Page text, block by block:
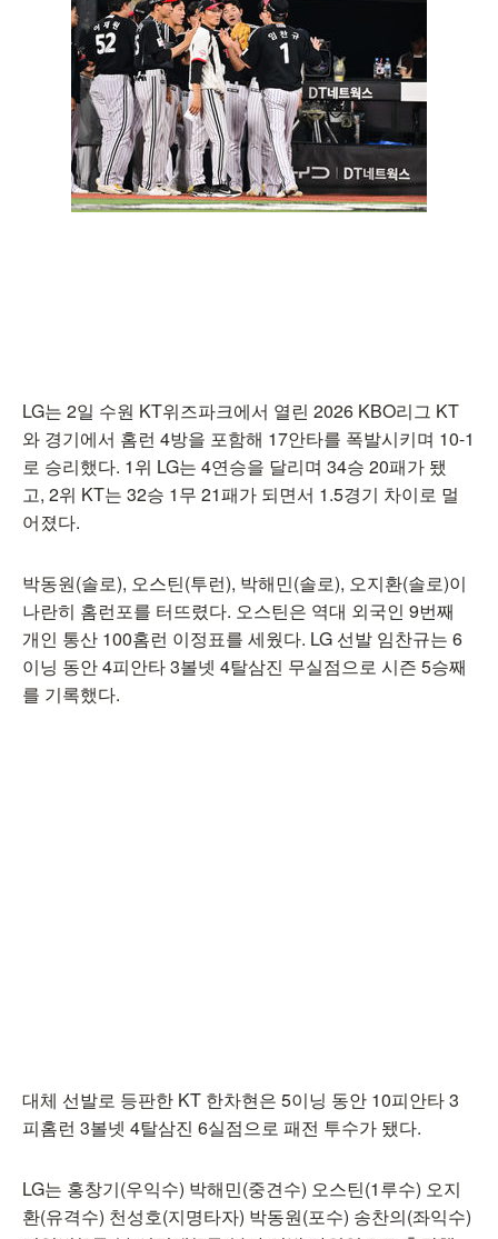
LG는 2일 수원 KT위즈파크에서 열린 2026 KBO리그 KT
와 경기에서 홈런 4방을 포함해 17안타를 폭발시키며 10-1
로 승리했다. 1위 LG는 4연승을 달리며 34승 20패가 됐
고, 2위 KT는 32승 1무 21패가 되면서 1.5경기 차이로 멀
어졌다.
박동원(솔로), 오스틴(투런), 박해민(솔로), 오지환(솔로)이
나란히 홈런포를 터뜨렸다. 오스틴은 역대 외국인 9번째
개인 통산 100홈런 이정표를 세웠다. LG 선발 임찬규는 6
이닝 동안 4피안타 3볼넷 4탈삼진 무실점으로 시즌 5승째
를 기록했다.
대체 선발로 등판한 KT 한차현은 5이닝 동안 10피안타 3
피홈런 3볼넷 4탈삼진 6실점으로 패전 투수가 됐다.
LG는 홍창기(우익수) 박해민(중견수) 오스틴(1루수) 오지
환(유격수) 천성호(지명타자) 박동원(포수) 송찬의(좌익수)